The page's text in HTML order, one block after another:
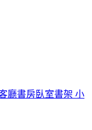
廳書房臥室書架 小